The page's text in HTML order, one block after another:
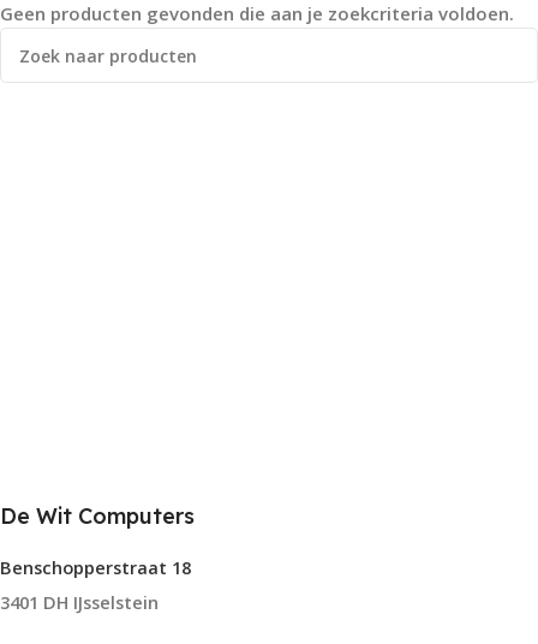
Geen producten gevonden die aan je zoekcriteria voldoen.
De Wit Computers
Benschopperstraat 18
3401 DH IJsselstein